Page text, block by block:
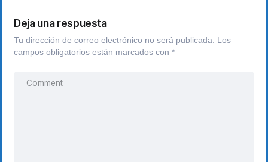
Deja una respuesta
Tu dirección de correo electrónico no será publicada.
Los
campos obligatorios están marcados con *